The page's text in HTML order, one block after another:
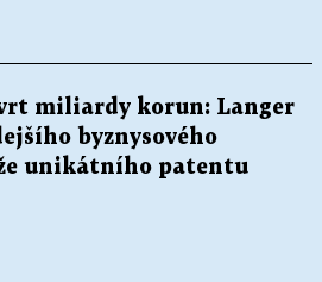
miliardy korun: Langer
byznysového
unikátního patentu